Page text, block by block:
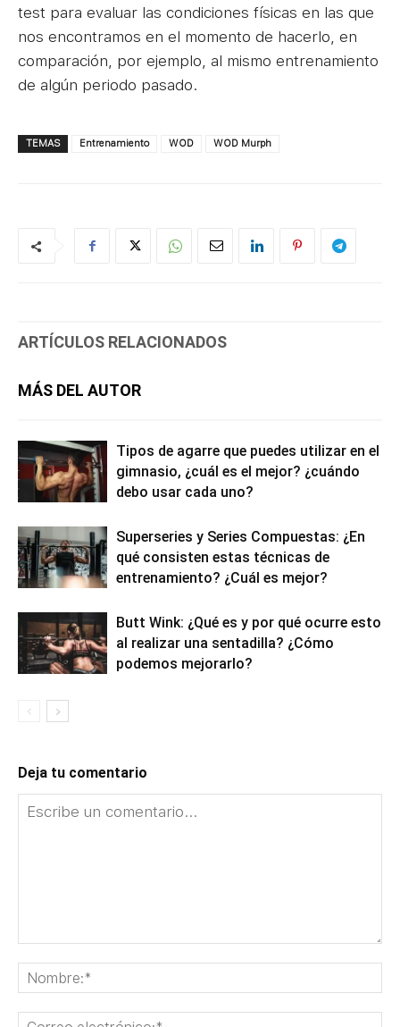
test para evaluar las condiciones físicas en las que
nos encontramos en el momento de hacerlo, en
comparación, por ejemplo, al mismo entrenamiento
de algún periodo pasado.
TEMAS Entrenamiento WOD WOD Murph
ARTÍCULOS RELACIONADOS
MÁS DEL AUTOR
Tipos de agarre que puedes utilizar en el
gimnasio, ¿cuál es el mejor? ¿cuándo
debo usar cada uno?
Superseries y Series Compuestas: ¿En
qué consisten estas técnicas de
entrenamiento? ¿Cuál es mejor?
Butt Wink: ¿Qué es y por qué ocurre esto
al realizar una sentadilla? ¿Cómo
podemos mejorarlo?
Deja tu comentario